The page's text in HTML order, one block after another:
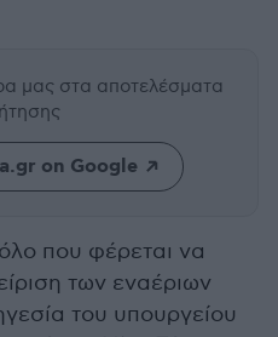
μας στα αποτελέσματα
on Google
που φέρεται να
των εναέριων
του υπουργείου